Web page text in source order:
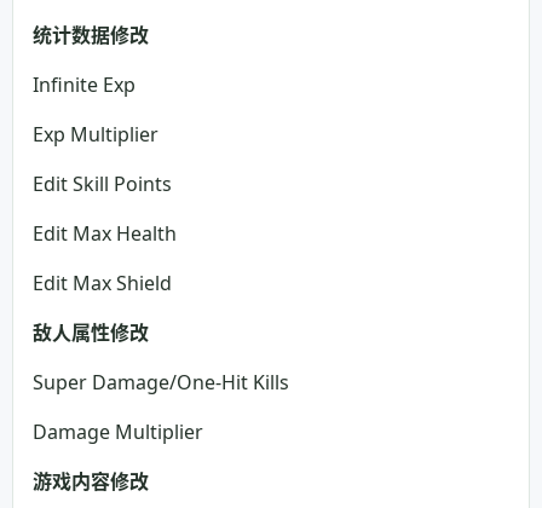
统计数据修改
Infinite Exp
Exp Multiplier
Edit Skill Points
Edit Max Health
Edit Max Shield
敌人属性修改
Super Damage/One-Hit Kills
Damage Multiplier
游戏内容修改